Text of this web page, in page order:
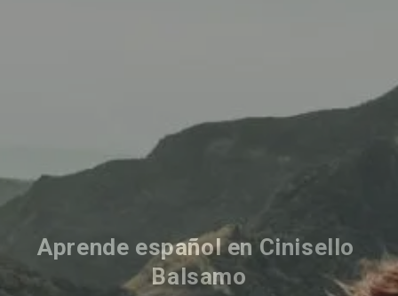
Aprende español en Cinisello
Balsamo